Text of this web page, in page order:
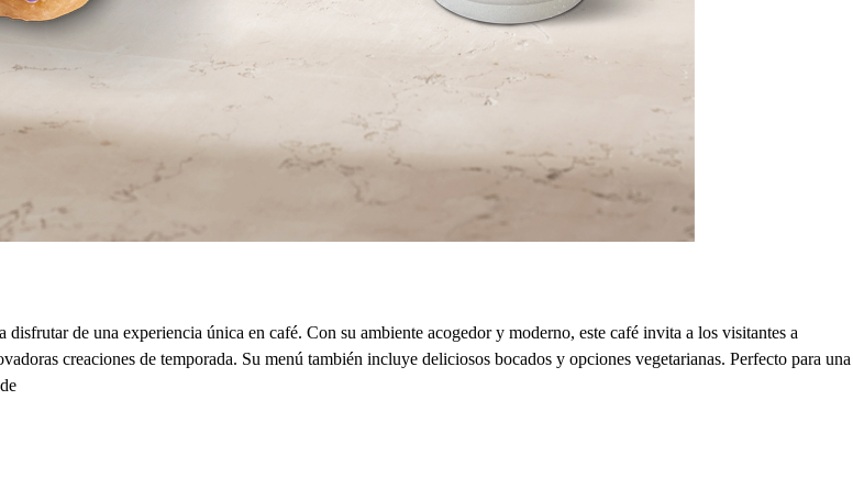
de una experiencia única en café. Con su ambiente acogedor y moderno, este café invita a los visitantes a
creaciones de temporada. Su menú también incluye deliciosos bocados y opciones vegetarianas. Perfecto para una